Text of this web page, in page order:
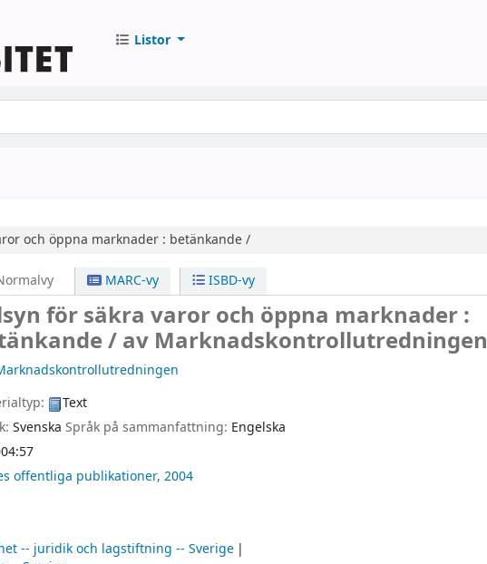
Listor
och öppna marknader : betänkande /
MARC-vy ISBD-vy
för säkra varor och öppna marknader :
/av Marknadskontrollutredningen
Text
Svenska Språk på sammanfattning: Engelska
offentliga publikationer, 2004
-- juridik och lagstiftning -- Sverige